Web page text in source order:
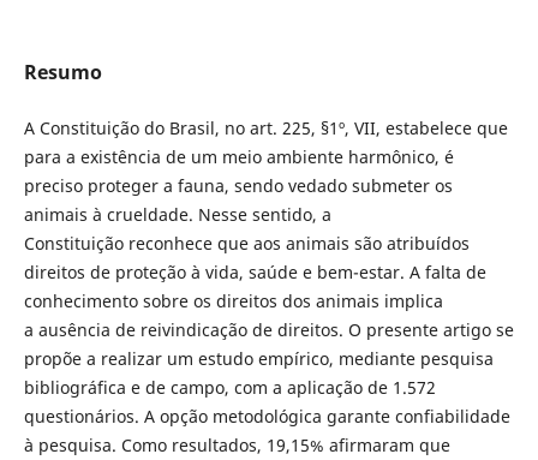
Resumo
A Constituição do Brasil, no art. 225, §1º, VII, estabelece que
para a existência de um meio ambiente harmônico, é
preciso proteger a fauna, sendo vedado submeter os
animais à crueldade. Nesse sentido, a
Constituição reconhece que aos animais são atribuídos
direitos de proteção à vida, saúde e bem-estar. A falta de
conhecimento sobre os direitos dos animais implica
a ausência de reivindicação de direitos. O presente artigo se
propõe a realizar um estudo empírico, mediante pesquisa
bibliográfica e de campo, com a aplicação de 1.572
questionários. A opção metodológica garante confiabilidade
à pesquisa. Como resultados, 19,15% afirmaram que